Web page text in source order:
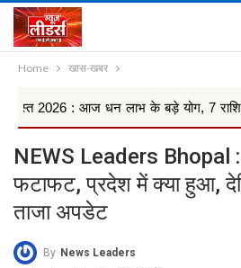
Home खास-खबर
आज धन लाभ के बड़े योग, 7 राशियों की खुलेगी
NEWS Leaders Bhopal
फटाफट, प्रदेश में क्या हुआ,
ताजा अपडेट
By News Leaders